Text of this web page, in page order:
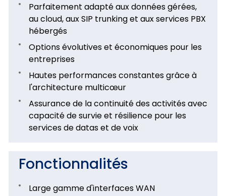
Parfaitement adapté aux données gérées,
au cloud, aux SIP trunking et aux services PBX
hébergés
Options évolutives et économiques pour les
entreprises
Hautes performances constantes grâce à
l'architecture multicœur
Assurance de la continuité des activités avec
capacité de survie et résilience pour les
services de datas et de voix
Fonctionnalités
Large gamme d'interfaces WAN